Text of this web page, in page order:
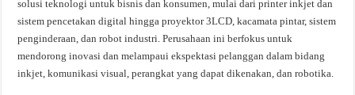
solusi teknologi untuk bisnis dan konsumen, mulai dari printer inkjet dan
sistem pencetakan digital hingga proyektor 3LCD, kacamata pintar, sistem
penginderaan, dan robot industri. Perusahaan ini berfokus untuk
mendorong inovasi dan melampaui ekspektasi pelanggan dalam bidang
inkjet, komunikasi visual, perangkat yang dapat dikenakan, dan robotika.